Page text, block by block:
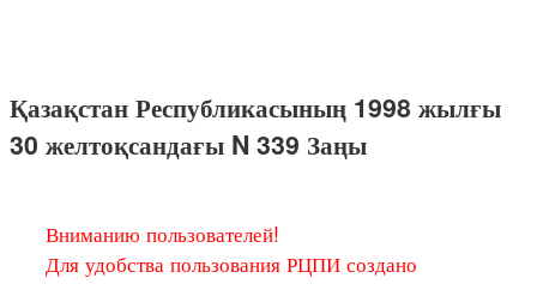
Қазақстан Республикасының 1998 жылғы
30 желтоқсандағы N 339 Заңы
Вниманию пользователей!
Для удобства пользования РЦПИ создано